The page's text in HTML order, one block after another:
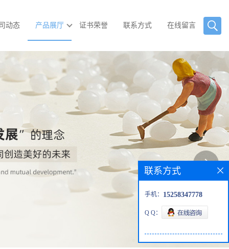
动态 产品展厅 证书荣誉 联系方式 在线留言
联系方式
手机： 15258347778
Q Q：